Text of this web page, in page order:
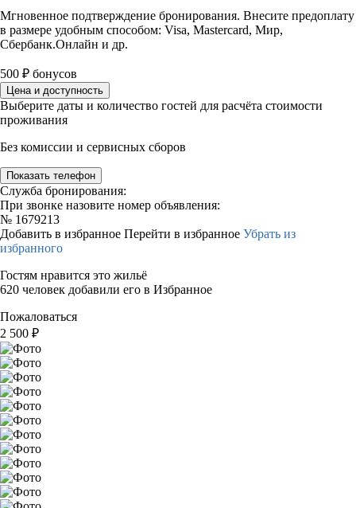
Мгновенное подтверждение бронирования. Внесите предоплату
в размере удобным способом: Visa, Mastercard, Мир,
Сбербанк.Онлайн и др.
500 ₽ бонусов
Цена и доступность
Выберите даты и количество гостей для расчёта стоимости
проживания
Без комиссии и сервисных сборов
Показать телефон
Служба бронирования:
При звонке назовите номер объявления:
№ 1679213
Добавить в избранное Перейти в избранное Убрать из
избранного
Гостям нравится это жильё
620 человек добавили его в Избранное
Пожаловаться
2 500 ₽